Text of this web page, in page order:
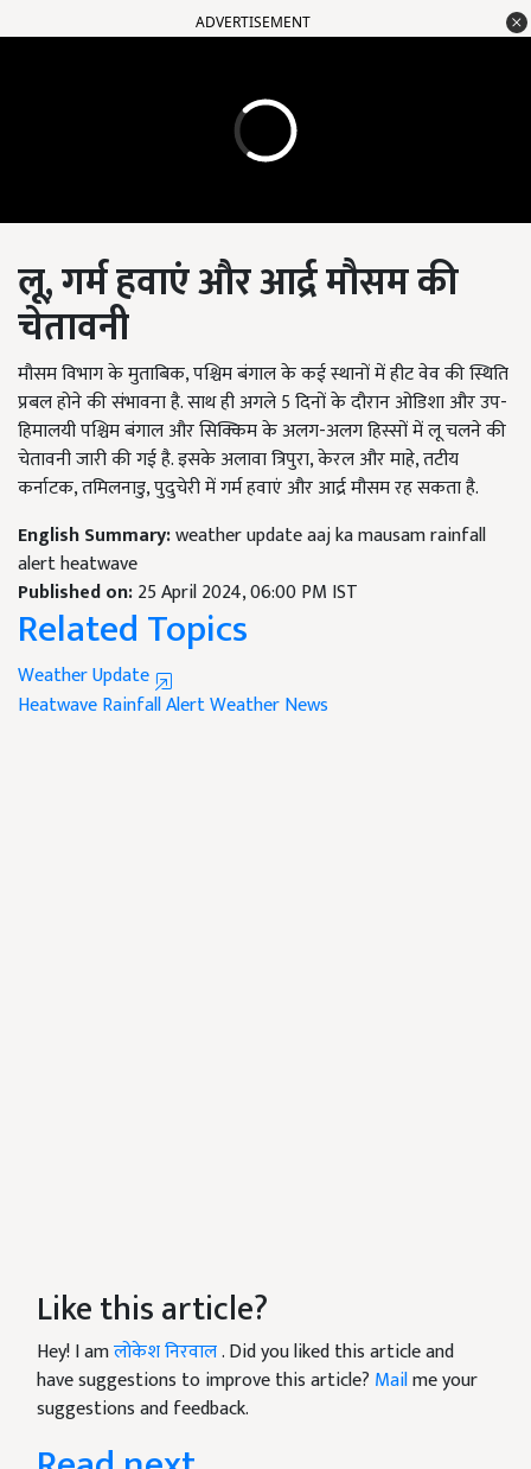
ADVERTISEMENT
लू,गर्म हवाएं और आर्द्र मौसम की
चेतावनी
मौसम विभाग के मुताबिक, पश्चिम बंगाल के कई स्थानों में हीट वेव की स्थिति
प्रबल होने की संभावना है. साथ ही अगले 5 दिनों के दौरान ओडिशा और उप-
हिमालयी पश्चिम बंगाल और सिक्किम के अलग-अलग हिस्सों में लू चलने की
चेतावनी जारी की गई है. इसके अलावा त्रिपुरा, केरल और माहे, तटीय
कर्नाटक, तमिलनाडु, पुदुचेरी में गर्म हवाएं और आर्द्र मौसम रह सकता है.
English Summary:weather update aaj ka mausam rainfall
alert heatwave
Published on:25 April 2024, 06:00 PM IST
Related Topics
Weather Update
HeatwaveRainfall AlertWeather News
Like this article?
Hey! I amलोकेश निरवाल. Did you liked this article and
have suggestions to improve this article? Mailme your
suggestions and feedback.